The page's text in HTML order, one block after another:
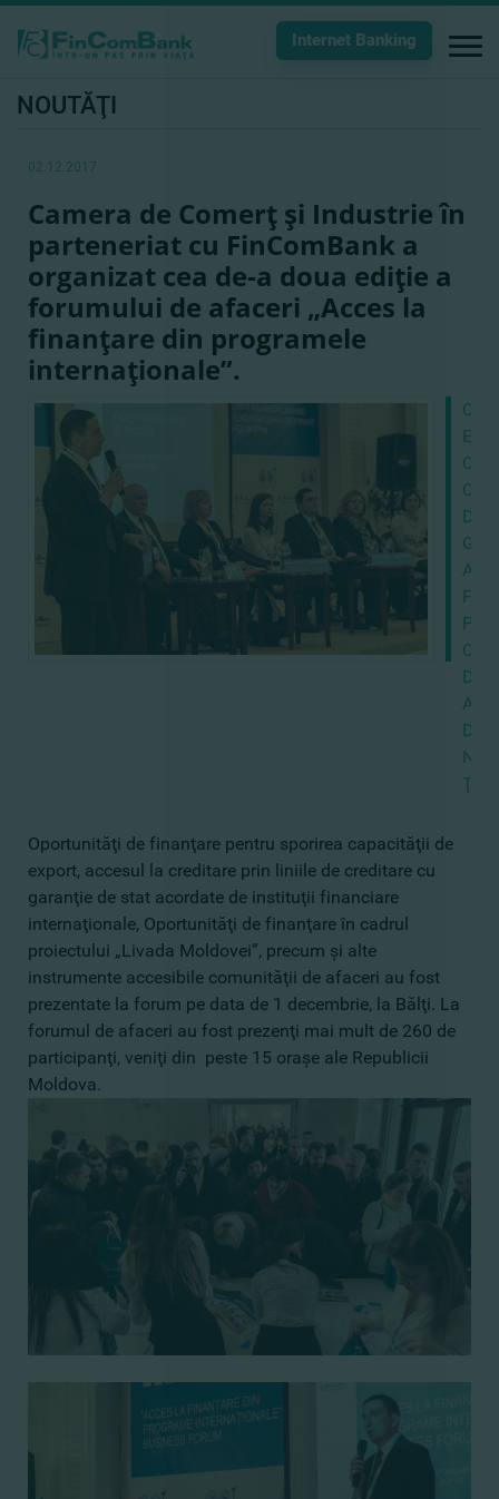
Internet Banking
NOUTĂŢI
02.12.2017
Camera de Comerţ şi Industrie în
parteneriat cu FinComBank a
organizat cea de-a doua ediţie a
forumului de afaceri „Acces la
finanţare din programele
internaţionale”.
CU
DE
AU
DE
DIN
Oportunităţi de finanţare pentru sporirea capacităţii de
export, accesul la creditare prin liniile de creditare cu
garanţie de stat acordate de instituţii financiare
internaţionale, Oportunităţi de finanţare în cadrul
proiectului „Livada Moldovei”, precum şi alte
instrumente accesibile comunităţii de afaceri au fost
prezentate la forum pe data de 1 decembrie, la Bălţi. La
forumul de afaceri au fost prezenţi mai mult de 260 de
participanţi, veniţi din peste 15 oraşe ale Republicii
Moldova.